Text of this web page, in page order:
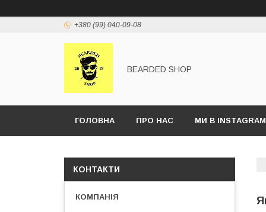
+380 (99) 040-09-08
BEARDED SHOP
ГОЛОВНА ПРО НАС МИ В INSTAGRAM
КОНТАКТИ